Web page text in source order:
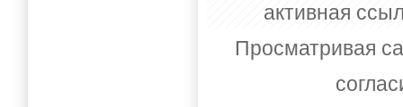
активная
Просматривая